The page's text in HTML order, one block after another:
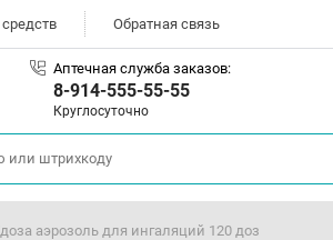
Обратная связь
Аптечная служба заказов:
8-914-555-55-55
Круглосуточно
аэрозоль для ингаляций 120 доз